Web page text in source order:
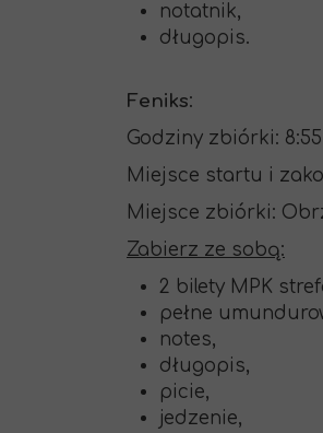
notatnik,
długopis.
Feniks:
Godziny zbiórki: 8:55
Miejsce startu i
Miejsce zbiórki:
Zabierz ze sobą:
2 bilety MPK
pełne
notes,
długopis,
picie,
jedzenie,